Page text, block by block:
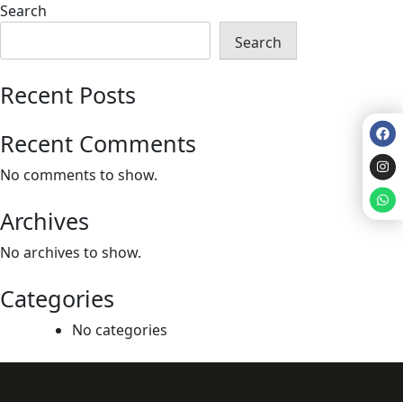
Search
Search
Recent Posts
Recent Comments
No comments to show.
Archives
No archives to show.
Categories
No categories